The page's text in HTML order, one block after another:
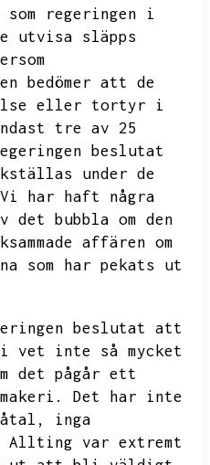
regeringen i
utvisa släpps
bedömer att de
eller tortyr i
tre av 25
beslutat
under de
Vi har haft några
bubbla om den
affären om
som har pekats ut
beslutat att
vet inte så mycket
det pågår ett
Det har inte
åtal,
inga
Allting var extremt